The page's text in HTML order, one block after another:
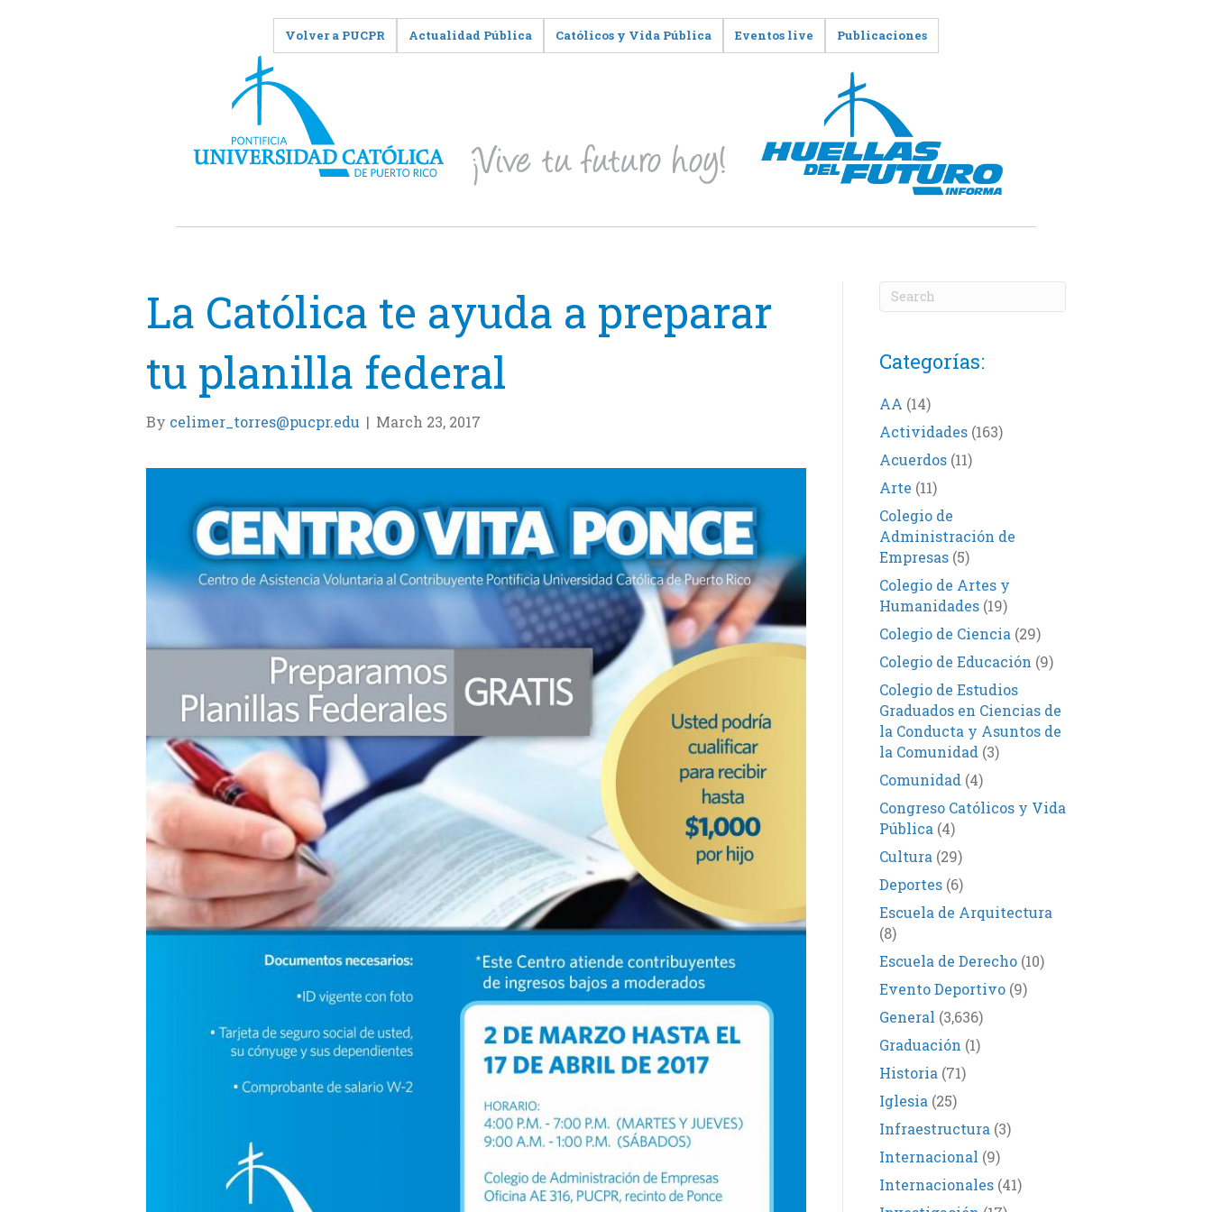
Volver a PUCPR Actualidad Pública Católicos y Vida Pública Eventos live Publicaciones
La Católica te ayuda a preparar
tu planilla federal
By celimer_torres@pucpr.edu | March 23, 2017
Categorías:
AA (14)
Actividades(163)
Acuerdos(11)
Arte (11)
Colegio de
Administración de
Empresas(5)
Colegio de Artes y
Humanidades(19)
Colegio de Ciencia (29)
Colegio de Educación (9)
Colegio de Estudios
Graduados en Ciencias de
la Conducta y Asuntos de
la Comunidad (3)
Comunidad (4)
Congreso Católicos y Vida
Pública (4)
Cultura (29)
Deportes(6)
Escuela de Arquitectura
(8)
Escuela de Derecho(10)
Evento Deportivo(9)
General (3,636)
Graduación (1)
Historia (71)
Iglesia (25)
Infraestructura (3)
Internacional (9)
Internacionales(41)